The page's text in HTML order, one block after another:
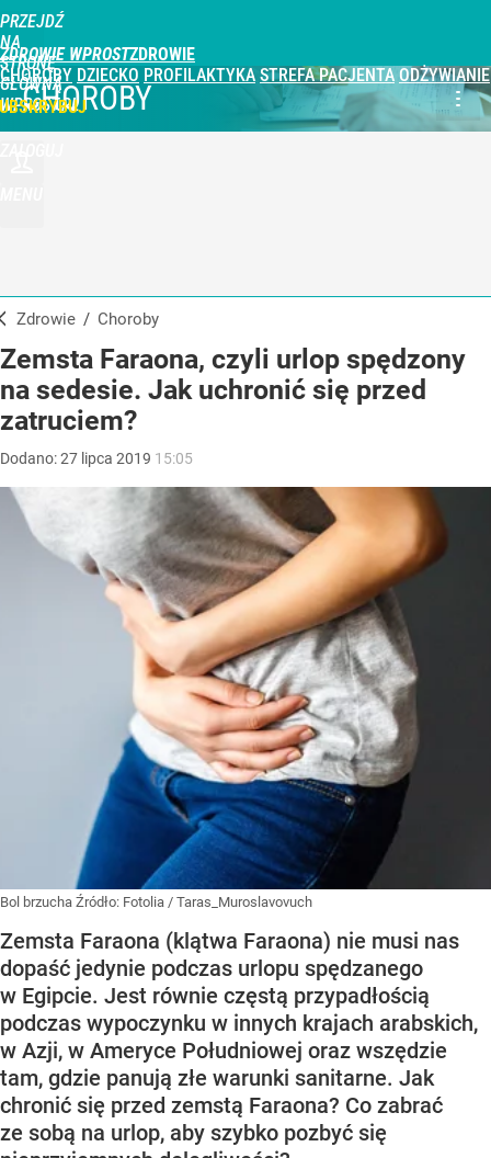
PRZEJDŹ
NA
STRONĘ
GŁÓWNĄ
WPROST.PL
ZDROWIE WPROST
CHOROBY DZIECKO PROFILAKTYKA STREFA PACJENTA ODŻYWIANIE
CHOROBY
Zdrowie / Choroby
Zemsta Faraona, czyli urlop spędzony
na sedesie. Jak uchronić się przed
zatruciem?
Dodano:27 lipca 2019 15:05
Bol brzucha Źródło: Fotolia / Taras_Muroslavovuch
Zemsta Faraona (klątwa Faraona) nie musi nas
dopaść jedynie podczas urlopu spędzanego
w Egipcie. Jest równie częstą przypadłością
podczas wypoczynku w innych krajach arabskich,
w Azji, w Ameryce Południowej oraz wszędzie
tam, gdzie panują złe warunki sanitarne. Jak
chronić się przed zemstą Faraona? Co zabrać
ze sobą na urlop, aby szybko pozbyć się